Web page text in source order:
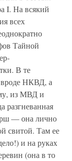
I. На всякий
всех
Тайной
В те
вроде НКВД, а
из МВД и
разгневанная
— она лично
свитой. Там ее
и на руках
(она в то